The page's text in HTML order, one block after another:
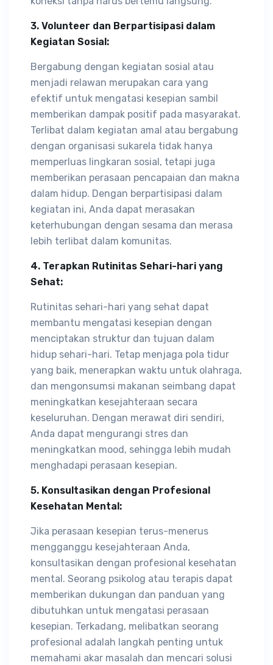
3. Volunteer dan Berpartisipasi dalam
Kegiatan Sosial:
Bergabung dengan kegiatan sosial atau
menjadi relawan merupakan cara yang
efektif untuk mengatasi kesepian sambil
memberikan dampak positif pada masyarakat.
Terlibat dalam kegiatan amal atau bergabung
dengan organisasi sukarela tidak hanya
memperluas lingkaran sosial, tetapi juga
memberikan perasaan pencapaian dan makna
dalam hidup. Dengan berpartisipasi dalam
kegiatan ini, Anda dapat merasakan
keterhubungan dengan sesama dan merasa
lebih terlibat dalam komunitas.
4. Terapkan Rutinitas Sehari-hari yang
Sehat:
Rutinitas sehari-hari yang sehat dapat
membantu mengatasi kesepian dengan
menciptakan struktur dan tujuan dalam
hidup sehari-hari. Tetap menjaga pola tidur
yang baik, menerapkan waktu untuk olahraga,
dan mengonsumsi makanan seimbang dapat
meningkatkan kesejahteraan secara
keseluruhan. Dengan merawat diri sendiri,
Anda dapat mengurangi stres dan
meningkatkan mood, sehingga lebih mudah
menghadapi perasaan kesepian.
5. Konsultasikan dengan Profesional
Kesehatan Mental:
Jika perasaan kesepian terus-menerus
mengganggu kesejahteraan Anda,
konsultasikan dengan profesional kesehatan
mental. Seorang psikolog atau terapis dapat
memberikan dukungan dan panduan yang
dibutuhkan untuk mengatasi perasaan
kesepian. Terkadang, melibatkan seorang
profesional adalah langkah penting untuk
memahami akar masalah dan mencari solusi